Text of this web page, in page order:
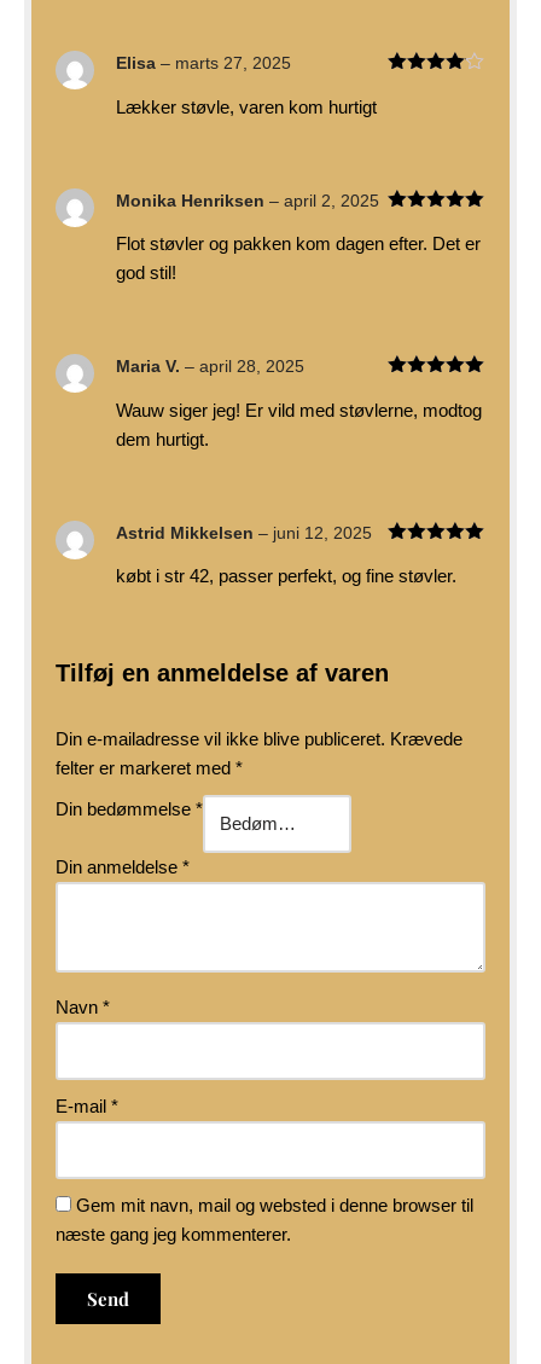
Elisa – marts 27, 2025
Lækker støvle, varen kom hurtigt
ud af 5
Monika Henriksen – april 2, 2025
Flot støvler og pakken kom dagen efter. Det er
god stil!
ud af 5
Maria V. – april 28, 2025
Wauw siger jeg! Er vild med støvlerne, modtog
dem hurtigt.
ud af 5
Astrid Mikkelsen – juni 12, 2025
købt i str 42, passer perfekt, og fine støvler.
Tilføj en anmeldelse af varen
Din e-mailadresse vil ikke blive publiceret. Krævede
felter er markeret med *
Din bedømmelse *
Din anmeldelse *
Navn *
E-mail *
Gem mit navn, mail og websted i denne browser til
næste gang jeg kommenterer.